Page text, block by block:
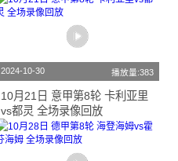
2024-10-30 播放量:383
10月21日 意甲第8轮 卡利亚里
vs都灵 全场录像回放